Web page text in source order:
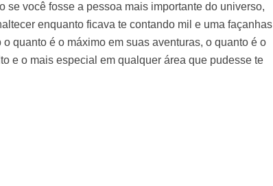
se você fosse a pessoa mais importante do universo,
enquanto ficava te contando mil e uma façanhas
quanto é o máximo em suas aventuras, o quanto é o
e o mais especial em qualquer área que pudesse te